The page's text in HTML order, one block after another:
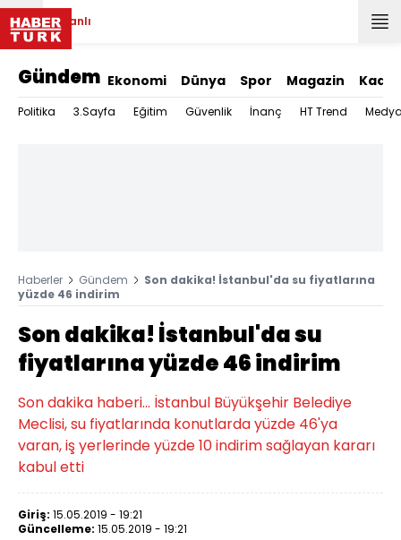
Canlı
Gündem Ekonomi Dünya Spor Magazin Kadın
Politika 3.Sayfa Eğitim Güvenlik İnanç HT Trend
Haberler Gündem
Son dakika! İstanbul'da su fiyatlarına
yüzde 46 indirim
Son dakika! İstanbul'da su
fiyatlarına yüzde 46 indirim
Son dakika haberi... İstanbul Büyükşehir Belediye
Meclisi, su fiyatlarında konutlarda yüzde 46'ya
varan, iş yerlerinde yüzde 10 indirim sağlayan kararı
kabul etti
Giriş: 15.05.2019 - 19:21
Güncelleme: 15.05.2019 - 19:21